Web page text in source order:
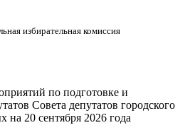
избирательная комиссия
по подготовке и
Совета депутатов городского
на 20 сентября 2026 года